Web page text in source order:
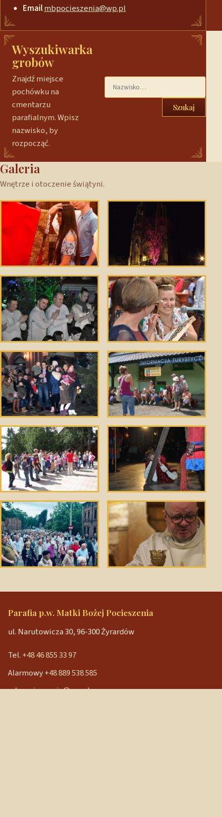
Emailmbpocieszenia@wp.pl
Wyszukiwarka
grobów
Znajdź miejsce
pochówku na
cmentarzu
parafialnym. Wpisz
nazwisko, by
rozpocząć.
Szukaj
Galeria
Wnętrze i otoczenie świątyni.
Parafia p.w. Matki Bożej Pocieszenia
ul. Narutowicza 30, 96-300 Żyrardów
Tel. +48 46 855 33 97
Alarmowy+48 889 538 585
mbpocieszenia@wp.pl